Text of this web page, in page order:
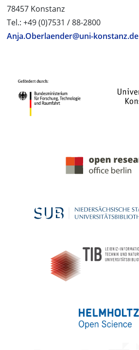
78457 Konstanz
Tel.: +49 (0)7531 / 88-2800
Anja.Oberlaender@uni-konstanz.de